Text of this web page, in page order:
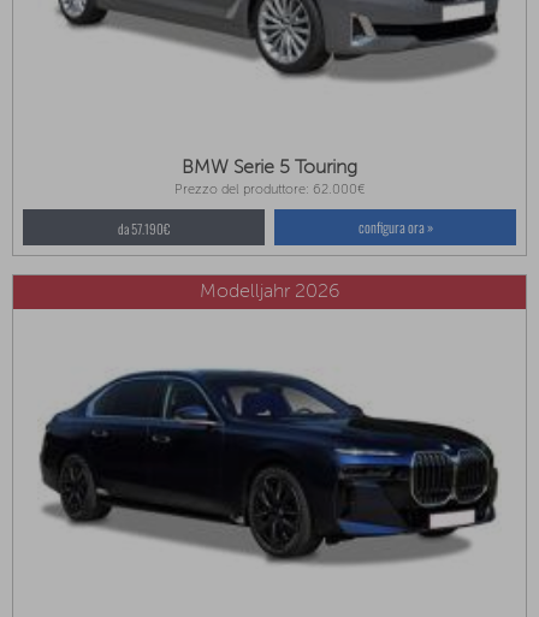
BMW Serie 5 Touring
Prezzo del produttore: 62.000€
da 57.190€ configura ora »
Modelljahr 2026